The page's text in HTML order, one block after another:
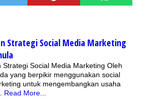
Strategi Social Media Marketing
Strategi Social Media Marketing Oleh
yang berpikir menggunakan social
untuk mengembangkan usaha
Read More...